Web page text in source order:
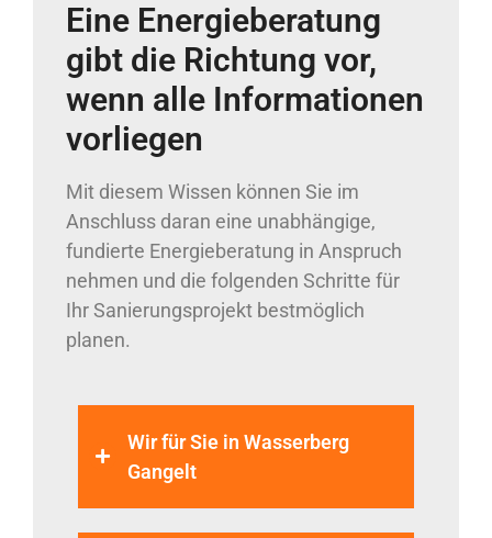
Eine Energieberatung
gibt die Richtung vor,
wenn alle Informationen
vorliegen
Mit diesem Wissen können Sie im
Anschluss daran eine unabhängige,
fundierte Energieberatung in Anspruch
nehmen und die folgenden Schritte für
Ihr Sanierungsprojekt bestmöglich
planen.
Wir für Sie in Wasserberg
Gangelt